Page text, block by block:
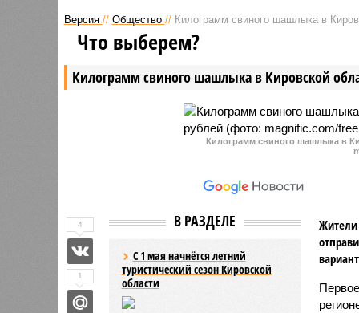
Причем уголовные дела после
этого скандала были заведены
не только в отношении
малолетних убийц, но и на 18-ти
устроившего самосуд над
подростками, а позже и в
отношении полицейских,
Версия // Общество // Килограмм свиного шашлыка в
Килограмм свиного шашлыка в Кировской
Что выберем?
Килограмм свиного шашлыка в
В РАЗДЕЛЕ
С 1 мая начнётся летний
туристический сезон Кировской
области
Жители
4
1